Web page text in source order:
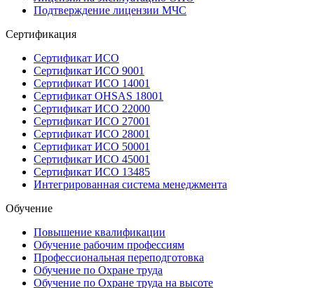
Подтверждение лицензии МЧС
Сертификация
Сертификат ИСО
Сертификат ИСО 9001
Сертификат ИСО 14001
Сертификат OHSAS 18001
Сертификат ИСО 22000
Сертификат ИСО 27001
Сертификат ИСО 28001
Сертификат ИСО 50001
Сертификат ИСО 45001
Сертификат ИСО 13485
Интегрированная система менеджмента
Обучение
Повышение квалификации
Обучение рабочим профессиям
Профессиональная переподготовка
Обучение по Охране труда
Обучение по Охране труда на высоте